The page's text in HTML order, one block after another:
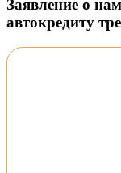
Заявление о
автокредиту